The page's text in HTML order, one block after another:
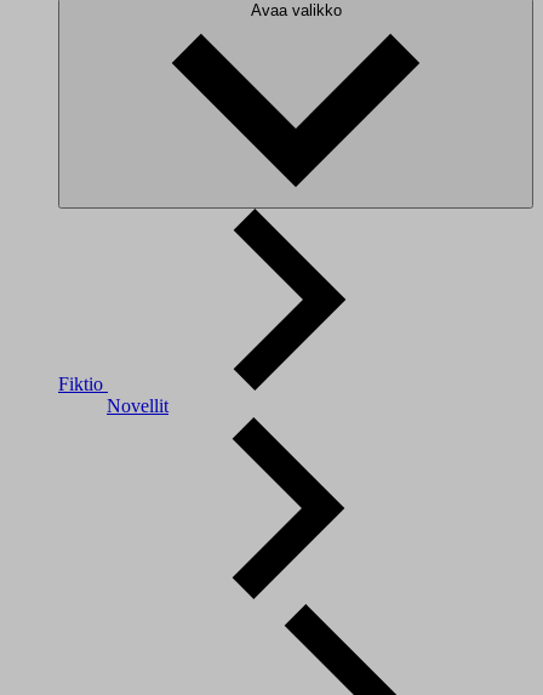
Avaa valikko
Fiktio
Novellit